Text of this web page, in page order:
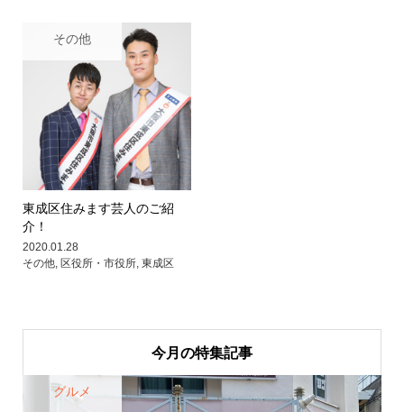
その他
東成区住みます芸人のご紹
介！
2020.01.28
その他, 区役所・市役所, 東成区
今月の特集記事
グルメ